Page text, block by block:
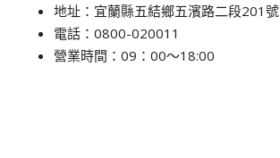
地址：宜蘭縣五結鄉五濱路二段201號
電話：0800-020011
營業時間：09：00～18:00